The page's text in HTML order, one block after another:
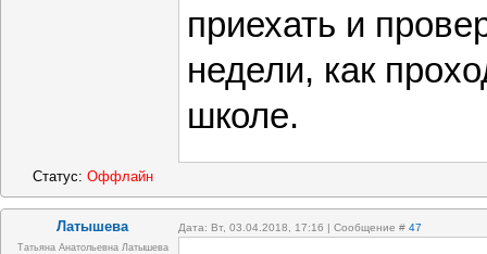
приехать и
недели, как
школе.
Статус: Оффлайн
Латышева Дата: Вт, 03.04.2018, 17:16 | Сообщение # 47
Татьяна Анатольевна Латышева